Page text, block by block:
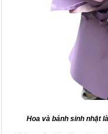
Hoa và bánh sinh nhật